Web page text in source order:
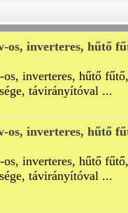
os, inverteres, hűtő
inverteres, hűtő
távirányítóval ...
os, inverteres, hűtő
inverteres, hűtő
távirányítóval ...